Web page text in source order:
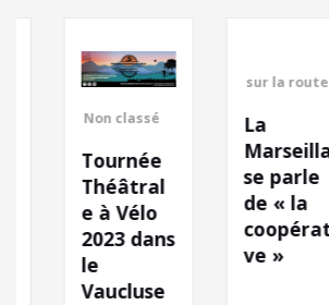
Non classé
Tournée
Théâtral
e à Vélo
2023 dans
Vaucluse
sur la route
Marseillai
se parle
de « la
coopérati
ve »